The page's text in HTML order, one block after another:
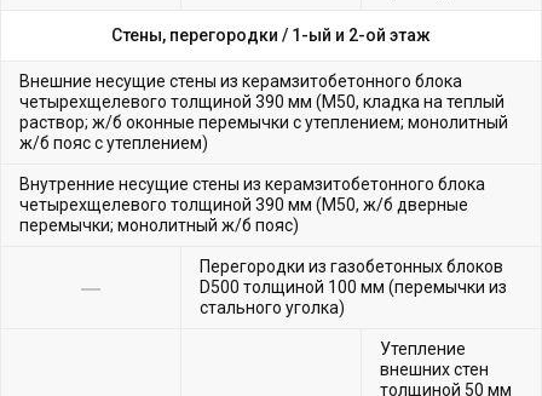
Стены, перегородки / 1-ый и 2-ой этаж
Внешние несущие стены из керамзитобетонного блока
четырехщелевого толщиной 390 мм (М50, кладка на теплый
раствор; ж/б оконные перемычки с утеплением; монолитный
ж/б пояс с утеплением)
Внутренние несущие стены из керамзитобетонного блока
четырехщелевого толщиной 390 мм (М50, ж/б дверные
перемычки; монолитный ж/б пояс)
Перегородки из газобетонных блоков
D500 толщиной 100 мм (перемычки из
стального уголка)
Утепление
внешних стен
толщиной 50 мм